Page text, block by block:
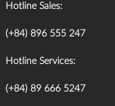
Hotline Sales:
(+84) 896 555 247
Hotline Services:
(+84) 89 666 5247